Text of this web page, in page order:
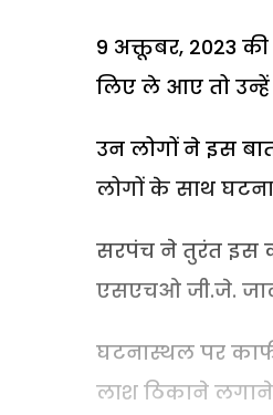
9 अक्तूबर, 2023
लिए ले आए तो उन्हें
उन लोगों ने इस
लोगों के साथ
सरपंच ने तुरंत इस
एसएचओ जी.जे.
घटनास्थल पर
लाश ठिकाने लगाने